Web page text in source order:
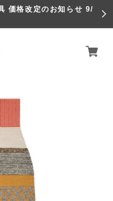
価格改定のお知らせ 9/